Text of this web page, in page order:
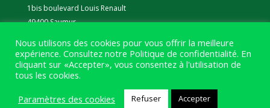
1bis boulevard Louis Renault
49400 Saumur
Téléphone :
07 59 61 06 63
Nous utilisons des cookies pour vous offrir la meilleure
expérience. Consultez notre Politique de confidentialité. En
cliquant sur «Accepter», vous consentez à l'utilisation de
tous les cookies.
Paramètres des cookies
Refuser Accepter